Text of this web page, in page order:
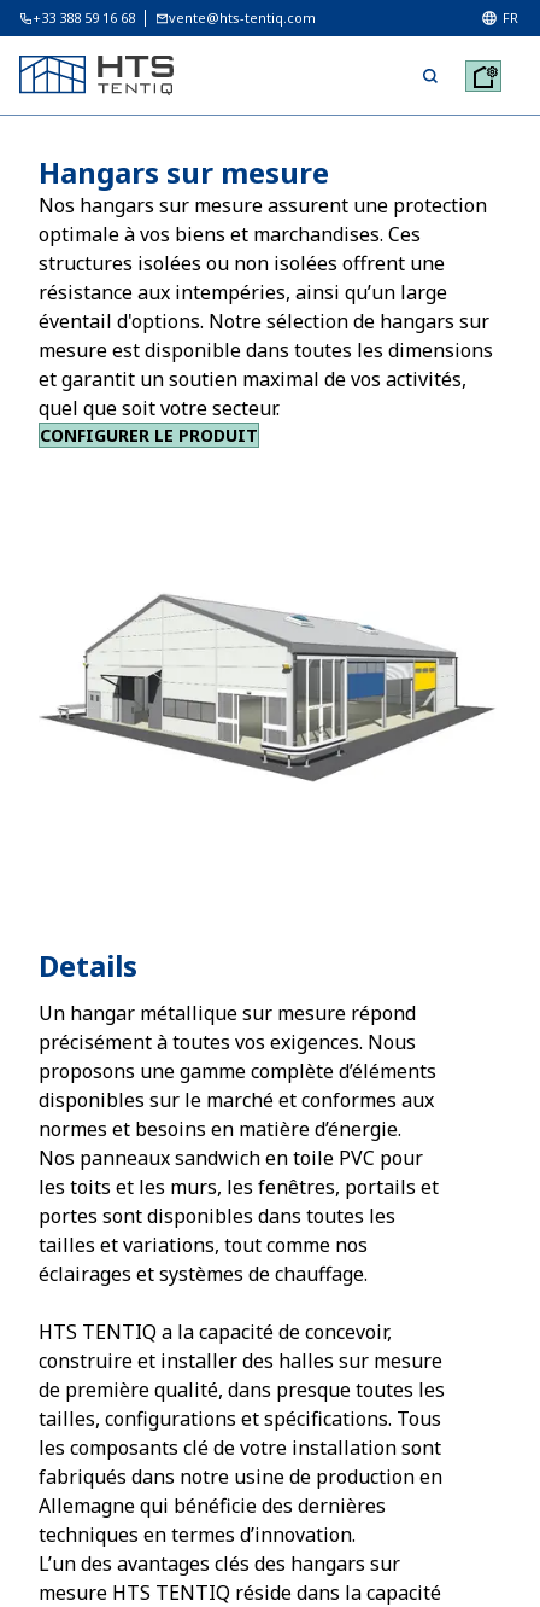
+33 388 59 16 68 vente@hts-tentiq.com FR
Hangars sur mesure
Nos hangars sur mesure assurent une protection
optimale à vos biens et marchandises. Ces
structures isolées ou non isolées offrent une
résistance aux intempéries, ainsi qu’un large
éventail d'options. Notre sélection de hangars sur
mesure est disponible dans toutes les dimensions
et garantit un soutien maximal de vos activités,
quel que soit votre secteur.
CONFIGURER LE PRODUIT
Details
Un hangar métallique sur mesure répond
précisément à toutes vos exigences. Nous
proposons une gamme complète d’éléments
disponibles sur le marché et conformes aux
normes et besoins en matière d’énergie.
Nos panneaux sandwich en toile PVC pour
les toits et les murs, les fenêtres, portails et
portes sont disponibles dans toutes les
tailles et variations, tout comme nos
éclairages et systèmes de chauffage.
HTS TENTIQ a la capacité de concevoir,
construire et installer des halles sur mesure
de première qualité, dans presque toutes les
tailles, configurations et spécifications. Tous
les composants clé de votre installation sont
fabriqués dans notre usine de production en
Allemagne qui bénéficie des dernières
techniques en termes d’innovation.
L’un des avantages clés des hangars sur
mesure HTS TENTIQ réside dans la capacité